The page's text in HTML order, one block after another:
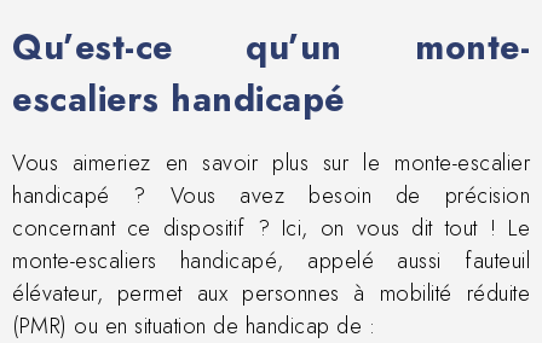
Qu’est-ce qu’un monte-
escaliers handicapé
Vous aimeriez en savoir plus sur le monte-escalier
handicapé ? Vous avez besoin de précision
concernant ce dispositif ? Ici, on vous dit tout ! Le
monte-escaliers handicapé, appelé aussi fauteuil
élévateur, permet aux personnes à mobilité réduite
(PMR) ou en situation de handicap de :